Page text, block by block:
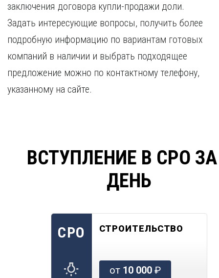
заключения договора купли-продажи доли.
Задать интересующие вопросы, получить более
подробную информацию по вариантам готовых
компаний в наличии и выбрать подходящее
предложение можно по контактному телефону,
указанному на сайте.
ВСТУПЛЕНИЕ В СРО
ДЕНЬ
СРО СТРОИТЕЛЬСТВО
от 10 000₽